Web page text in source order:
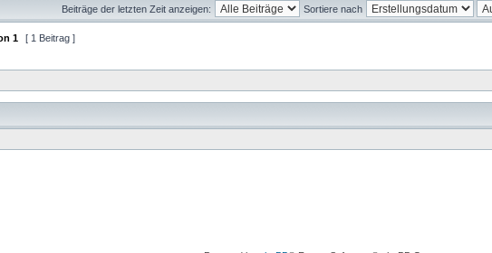
Beiträge der letzten Zeit anzeigen: Sortiere nach
1 [ 1 Beitrag ]